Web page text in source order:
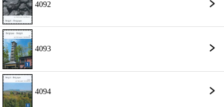
4092
4093
4094